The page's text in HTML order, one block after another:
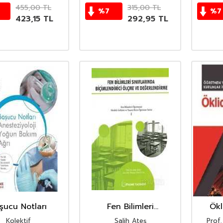
455,00TL
423,15 TL
%7 315,00TL
292,95 TL
%7
Notları
Kolektif
Fen Bilimleri
Sınıflarında
Salih Ateş Prof.